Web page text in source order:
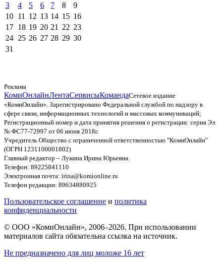
3
4 5 6 7 8
9
10 11 12 13 14 15 16
17 18 19 20 21 22 23
24 25 26 27 28 29 30
31
Реклама
КомиОнлайнЛентаСервисыКомандаСетевое издание
«КомиОнлайн». Зарегистрировано Федеральной службой по надзору в
сфере связи, информационных технологий и массовых коммуникаций;
Регистрационный номер и дата принятия решения о регистрации: серия Эл
№ ФС77-72997 от 06 июня 2018г.
Учредитель Общество с ограниченной ответственностью "КомиОнлайн"
(ОГРН 1231100001802)
Главный редактор – Лукина Ирина Юрьевна.
Телефон: 89225841110
Электронная почта: irina@komionline.ru
Телефон редакции: 89634880925
Пользовательское соглашение и политика
конфиденциальности
© ООО «КомиОнлайн», 2006–2026. При использовании
материалов сайта обязательна ссылка на источник.
Не предназначено для лиц моложе 16 лет